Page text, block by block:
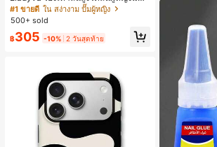
กไม้ประดับตาข่ายเสริมและสามารถสว
มได้สองแบบ ส้นสูง 7 ซม. รูปแบบโรมัน
#1 ขายดี ใน สง่างาม ปั๊มผู้หญิง
500+ sold
฿305 -10% 2 วันสุดท้าย